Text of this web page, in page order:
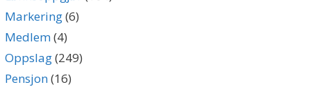
Markering(6)
Medlem(4)
Oppslag(249)
Pensjon(16)